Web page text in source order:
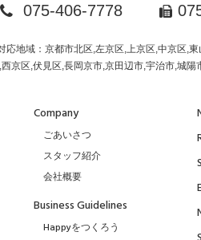
075-406-7778
応地域：京都市北区,左京区,上京区,中京区,
京区,伏見区,長岡京市,京田辺市,宇治市,城
Company
ごあいさつ
スタッフ紹介
会社概要
Business Guidelines
Happyをつくろう